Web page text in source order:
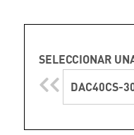
SELECCIONAR
DAC40CS-